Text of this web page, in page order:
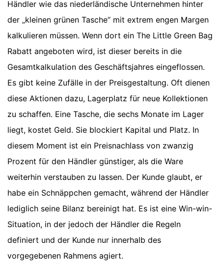
Händler wie das niederländische Unternehmen hinter
der „kleinen grünen Tasche“ mit extrem engen Margen
kalkulieren müssen. Wenn dort ein The Little Green Bag
Rabatt angeboten wird, ist dieser bereits in die
Gesamtkalkulation des Geschäftsjahres eingeflossen.
Es gibt keine Zufälle in der Preisgestaltung. Oft dienen
diese Aktionen dazu, Lagerplatz für neue Kollektionen
zu schaffen. Eine Tasche, die sechs Monate im Lager
liegt, kostet Geld. Sie blockiert Kapital und Platz. In
diesem Moment ist ein Preisnachlass von zwanzig
Prozent für den Händler günstiger, als die Ware
weiterhin verstauben zu lassen. Der Kunde glaubt, er
habe ein Schnäppchen gemacht, während der Händler
lediglich seine Bilanz bereinigt hat. Es ist eine Win-win-
Situation, in der jedoch der Händler die Regeln
definiert und der Kunde nur innerhalb des
vorgegebenen Rahmens agiert.